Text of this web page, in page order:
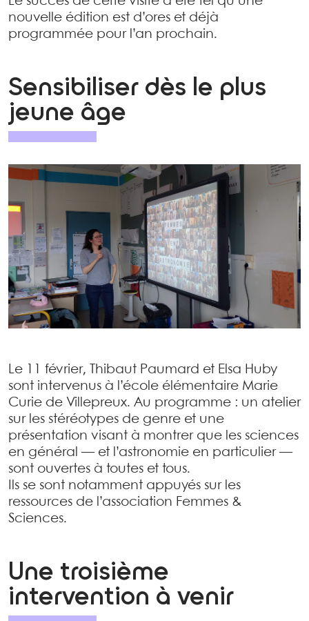
nouvelle édition est d’ores et déjà
programmée pour l’an prochain.
Sensibiliser dès le plus
jeune âge
Le 11 février, Thibaut Paumard et Elsa Huby
sont intervenus à l’école élémentaire Marie
Curie de Villepreux. Au programme : un atelier
sur les stéréotypes de genre et une
présentation visant à montrer que les sciences
en général — et l’astronomie en particulier —
sont ouvertes à toutes et tous.
Ils se sont notamment appuyés sur les
ressources de l’association Femmes &
Sciences.
Une troisième
intervention à venir